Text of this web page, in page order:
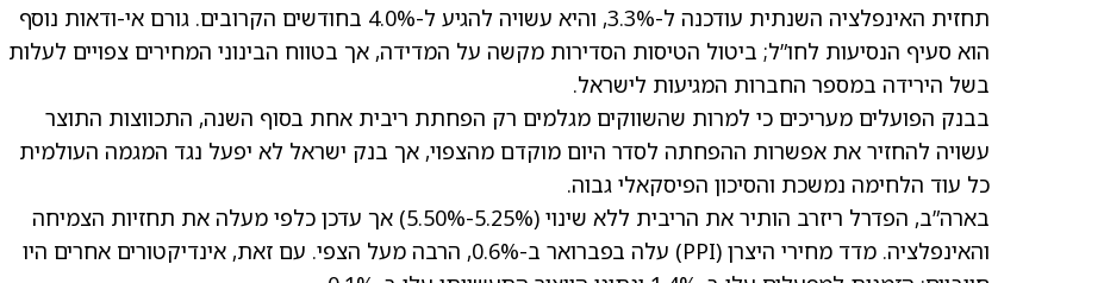
תחזית האינפלציה השנתית עודכנה ל-3.3%, והיא עשויה להגיע ל-4.0% בחודשים הקרובים. גורם אי-ודאות נוסף
הוא סעיף הנסיעות לחו”ל; ביטול הטיסות הסדירות מקשה על המדידה, אך בטווח הבינוני המחירים צפויים לעלות
בשל הירידה במספר החברות המגיעות לישראל.
בבנק הפועלים מעריכים כי למרות שהשווקים מגלמים רק הפחתת ריבית אחת בסוף השנה, התכווצות התוצר
עשויה להחזיר את אפשרות ההפחתה לסדר היום מוקדם מהצפוי, אך בנק ישראל לא יפעל נגד המגמה העולמית
כל עוד הלחימה נמשכת והסיכון הפיסקאלי גבוה.
בארה”ב, הפדרל ריזרב הותיר את הריבית ללא שינוי (5.25%-5.50%) אך עדכן כלפי מעלה את תחזיות הצמיחה
והאינפלציה. מדד מחירי היצרן (PPI) עלה בפברואר ב-0.6%, הרבה מעל הצפי. עם זאת, אינדיקטורים אחרים היו